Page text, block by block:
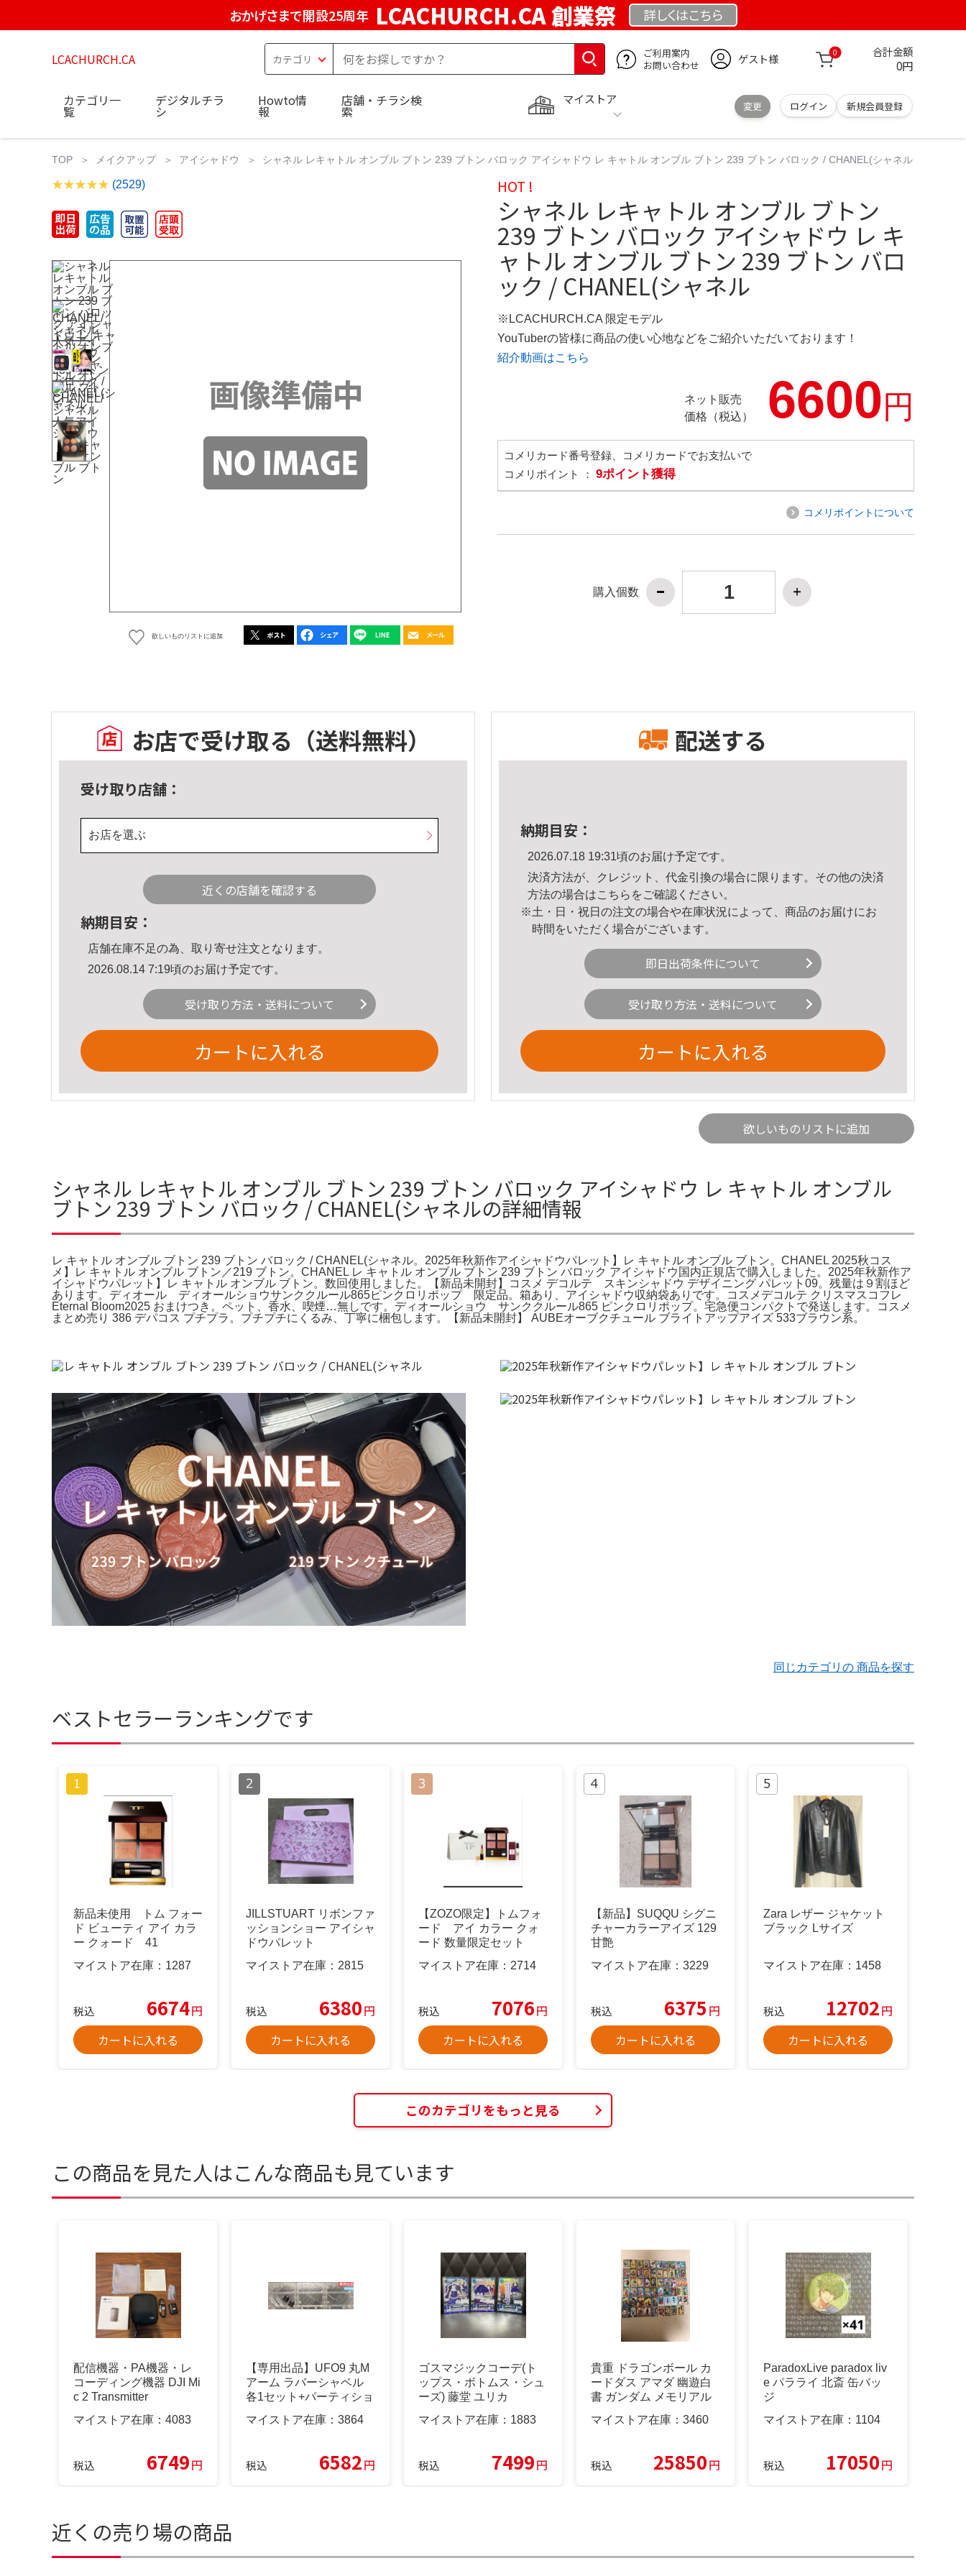
おかげさまで開設25周年 LCACHURCH.CA 創業祭 詳しくはこちら
LCACHURCH.CA
ご利用案内
お問い合わせ
ゲスト様 0 合計金額
0円
マイストア
変更 ログイン 新規会員登録
カテゴリ一
覧
デジタルチラ
シ
Howto情
報
店舗・チラシ検
索
TOP メイクアップ アイシャドウ シャネル レキャトル オンブル ブトン 239 ブトン バロック アイシャドウ レ キャトル オンブル ブトン 239 ブトン バロック / CHANEL(シャネル
(2529)
欲しいものリストに追加
HOT !
シャネル レキャトル オンブル ブトン
239 ブトン バロック アイシャドウ レ キ
ャトル オンブル ブトン 239 ブトン バロ
ック / CHANEL(シャネル
※LCACHURCH.CA 限定モデル
YouTuberの皆様に商品の使い心地などをご紹介いただいております！
紹介動画はこちら
ネット販売
価格（税込）
6600円
コメリカード番号登録、コメリカードでお支払いで
コメリポイント ： 9ポイント獲得
コメリポイントについて
購入個数
お店で受け取る （送料無料）
受け取り店舗：
お店を選ぶ
近くの店舗を確認する
納期目安：
店舗在庫不足の為、取り寄せ注文となります。
2026.08.14 7:19頃のお届け予定です。
受け取り方法・送料について
カートに入れる
配送する
納期目安：
2026.07.18 19:31頃のお届け予定です。
決済方法が、クレジット、代金引換の場合に限ります。その他の決済
方法の場合はこちら をご確認ください。
※土・日・祝日の注文の場合や在庫状況によって、商品のお届けにお
時間をいただく場合がございます。
即日出荷条件について
受け取り方法・送料について
カートに入れる
欲しいものリストに追加
シャネル レキャトル オンブル ブトン 239 ブトン バロック アイシャドウ レ キャトル オンブル
ブトン 239 ブトン バロック / CHANEL(シャネルの詳細情報
レ キャトル オンブル ブトン 239 ブトン バロック / CHANEL(シャネル。2025年秋新作アイシャドウパレット】レ キャトル オンブル ブトン。CHANEL 2025秋コス
メ】レ キャトル オンブル ブトン／219 ブトン。CHANEL レ キャトル オンブル ブトン 239 ブトン バロック アイシャドウ国内正規店で購入しました。2025年秋新作ア
イシャドウパレット】レ キャトル オンブル ブトン。数回使用しました。【新品未開封】コスメ デコルテ スキンシャドウ デザイニング パレット09。残量は９割ほど
あります。ディオール ディオールショウサンククルール865ピンクロリポップ 限定品。箱あり、アイシャドウ収納袋ありです。コスメデコルテ クリスマスコフレ
Eternal Bloom2025 おまけつき。ペット、香水、喫煙…無しです。ディオールショウ サンククルール865 ピンクロリポップ。宅急便コンパクトで発送します。コスメ
まとめ売り 386 デパコス プチプラ。プチプチにくるみ、丁寧に梱包します。【新品未開封】 AUBEオーブクチュール ブライトアップアイズ 533ブラウン系。
同じカテゴリの 商品を探す
ベストセラーランキングです
新品未使用 トム フォー
ド ビューティ アイ カラ
ー クォード 41
マイストア在庫： 1287
税込 6674円
カートに入れる
JILLSTUART リボンファ
ッションショー アイシャ
ドウパレット
マイストア在庫： 2815
税込 6380円
カートに入れる
【ZOZO限定】トムフォ
ード アイ カラー クォ
ード 数量限定セット
マイストア在庫： 2714
税込 7076円
カートに入れる
【新品】SUQQU シグニ
チャーカラーアイズ 129
甘艶
マイストア在庫： 3229
税込 6375 円
カートに入れる
Zara レザー ジャケット
ブラック Lサイズ
マイストア在庫： 1458
税込 12702円
カートに入れる
このカテゴリをもっと見る
この商品を見た人はこんな商品も見ています
配信機器・PA機器・レ
コーディング機器 DJI Mi
c 2 Transmitter
マイストア在庫： 4083
税込 6749円
【専用出品】UFO9 丸M
アーム ラバーシャベル
各1セット+パーティショ
マイストア在庫： 3864
税込 6582円
ゴスマジックコーデ(ト
ップス・ボトムス・シュ
ーズ) 藤堂 ユリカ
マイストア在庫： 1883
税込 7499円
貴重 ドラゴンボール カ
ードダス アマダ 幽遊白
書 ガンダム メモリアル
マイストア在庫： 3460
税込 25850円
ParadoxLive paradox liv
e パラライ 北斎 缶バッ
ジ
マイストア在庫： 1104
税込 17050円
近くの売り場の商品